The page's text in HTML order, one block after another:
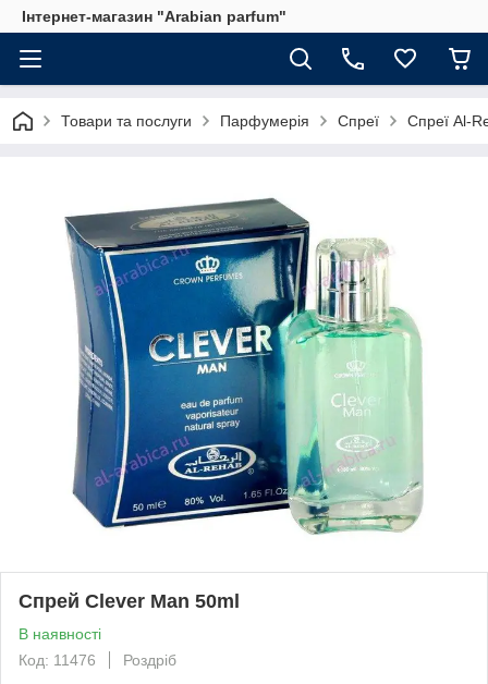
Інтернет-магазин "Arabian parfum"
Товари та послуги Парфумерія Спреї Спреї Al-
Спрей Clever Man 50ml
В наявності
Код: 11476
Роздріб